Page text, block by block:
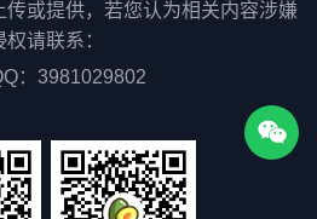
传或提供，若您认为相关内容涉嫌
权请联系：
：3981029802